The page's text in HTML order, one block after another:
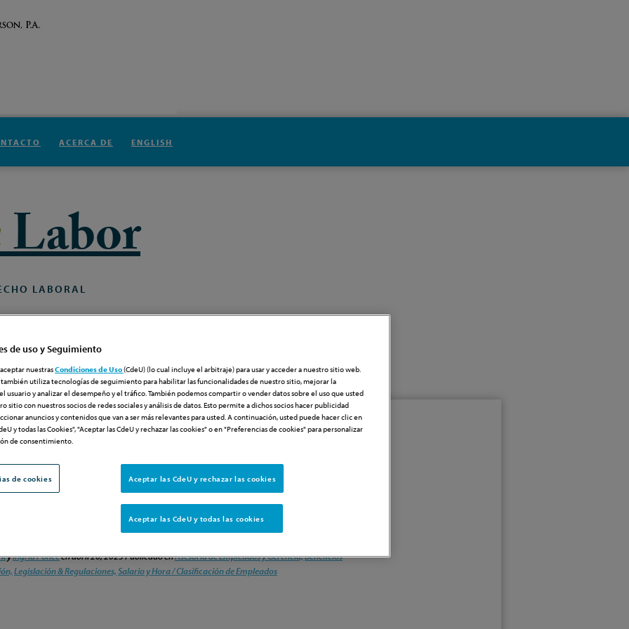
ACERCA DE ENGLISH
Labor
LABORAL
PUBLISHED BY
Cómo los gerentes pueden poner freno a las reclamaciones invisibles por horas trabajadas
pueden poner freno a las
por horas trabajadas fuera de
yIngrid Ponceenabril 26, 2023Publicado enAsesoría de Empleados y Gerencia,Beneficios
Legislación & Regulaciones,Salario y Hora / Clasificación de Empleados
de uso y Seguimiento
nuestrasCondiciones de Uso(CdeU) (lo cual incluye el arbitraje) para usar y acceder a nuestro sitio web.
utiliza tecnologías de seguimiento para habilitar las funcionalidades de nuestro sitio, mejorar la
usuario y analizar el desempeño y el tráfico. También podemos compartir o vender datos sobre el uso que usted
sitio con nuestros socios de redes sociales y análisis de datos. Esto permite a dichos socios hacer publicidad
anuncios y contenidos que van a ser más relevantes para usted. A continuación, usted puede hacer clic en
y todas las Cookies", "Aceptar las CdeU y rechazar las cookies" o en "Preferencias de cookies" para personalizar
de consentimiento.
de cookies Aceptar las CdeU y rechazar las cookies